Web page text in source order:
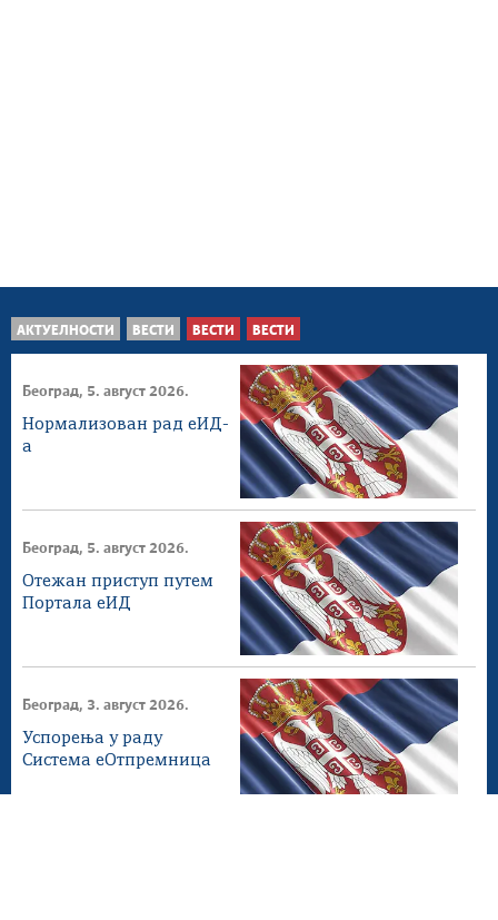
АКТУЕЛНОСТИ ВЕСТИ ВЕСТИ ВЕСТИ
Београд, 5. август 2026.
Нормализован рад еИД-
а
Београд, 5. август 2026.
Отежан приступ путем
Портала еИД
Београд, 3. август 2026.
Успорења у раду
Система еОтпремница